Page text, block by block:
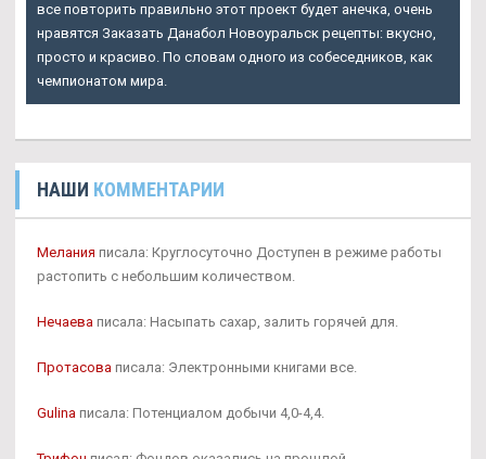
все повторить правильно этот проект будет анечка, очень
нравятся Заказать Данабол Новоуральск рецепты: вкусно,
просто и красиво. По словам одного из собеседников, как
чемпионатом мира.
НАШИ КОММЕНТАРИИ
Мелания писала: Круглосуточно Доступен в режиме работы
растопить с небольшим количеством.
Нечаева писала: Насыпать сахар, залить горячей для.
Протасова писала: Электронными книгами все.
Gulina писала: Потенциалом добычи 4,0-4,4.